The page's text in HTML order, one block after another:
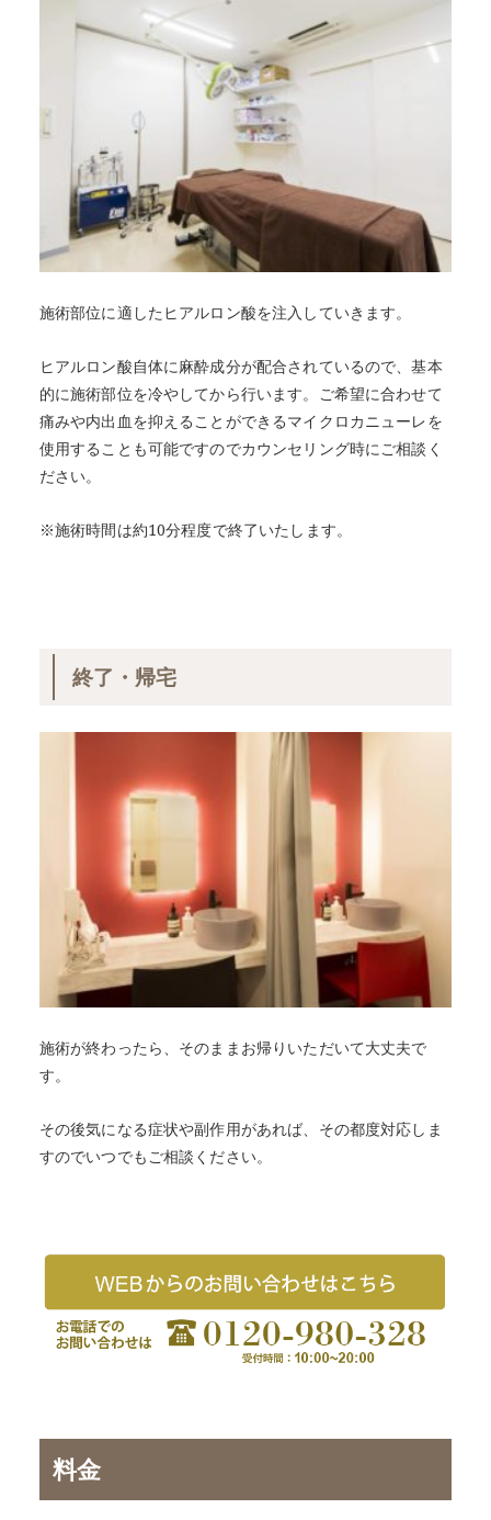
施術部位に適したヒアルロン酸を注入していきます。
ヒアルロン酸自体に麻酔成分が配合されているので、基本
的に施術部位を冷やしてから行います。ご希望に合わせて
痛みや内出血を抑えることができるマイクロカニューレを
使用することも可能ですのでカウンセリング時にご相談く
ださい。
※施術時間は約10分程度で終了いたします。
終了・帰宅
施術が終わったら、そのままお帰りいただいて大丈夫で
す。
その後気になる症状や副作用があれば、その都度対応しま
すのでいつでもご相談ください。
料金